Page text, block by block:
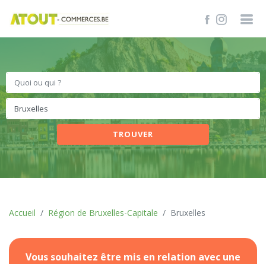
TROUVER
Accueil Région de Bruxelles-Capitale Bruxelles
Vous souhaitez être mis en relation avec une